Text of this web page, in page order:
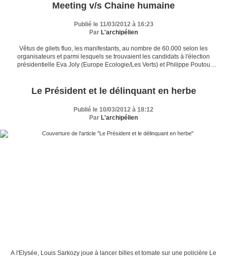
Meeting v/s Chaine humaine
Publié le 11/03/2012 à 16:23
Par L'archipélien
Vêtus de gilets fluo, les manifestants, au nombre de 60.000 selon les
organisateurs et parmi lesquels se trouvaient les candidats à l'élection
présidentielle Eva Joly (Europe Ecologie/Les Verts) et Philippe Poutou
Le Président et le délinquant en herbe
Publié le 10/03/2012 à 18:12
Par L'archipélien
A l'Elysée, Louis Sarkozy joue à lancer billes et tomate sur une policière Le